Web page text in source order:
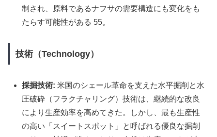
制され、原料であるナフサの需要構造にも変化をも
たらす可能性がある 55。
技術（Technology）
採掘技術: 米国のシェール革命を支えた水平掘削と水
圧破砕（フラクチャリング）技術は、継続的な改良
により生産効率を高めてきた。しかし、最も生産性
の高い「スイートスポット」と呼ばれる優良な掘削